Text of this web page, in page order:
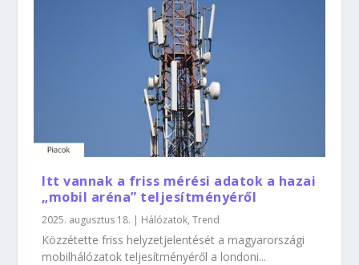
Itt vannak a friss mérési adatok a hazai
„mobil aréna” teljesítményéről
2025. augusztus 18. | Hálózatok,Trend
Közzétette friss helyzetjelentését a magyarországi
mobilhálózatok teljesítményéről a londoni...